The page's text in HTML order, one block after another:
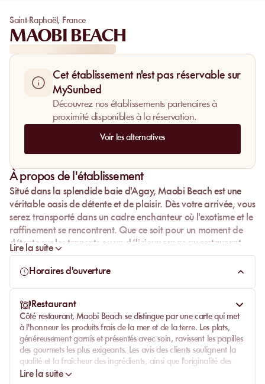
Saint-Raphaël, France
MAOBI BEACH
Cet établissement n'est pas réservable sur
MySunbed
Découvrez nos établissements partenaires à
proximité disponibles à la réservation.
Voir les alternatives
À propos de l'établissement
Situé dans la splendide baie d'Agay,Maobi Beach est une
véritable oasis de détente et de plaisir. Dès votre arrivée, vous
serez transporté dans un cadre enchanteur où l'exotisme et le
raffinement se rencontrent. Que ce soit pour un moment de
détente sur les transats ou un délicieux repas au restaurant,
chaque aspect deMaobi Beachpromet une expérience
inoubliable.
Lire la suite
Horaires d'ouverture
Restaurant
Côté restaurant,Maobi Beach se distingue par une carte qui met
à l'honneur les produits frais de la mer et de la terre. Les plats,
généreusement garnis et présentés avec soin, ravissent les papilles
des gourmets les plus exigeants. Les avis des clients soulignent la
qualité et la fraîcheur des ingrédients, ainsi que l'originalité des
recettes proposées.
Lire la suite